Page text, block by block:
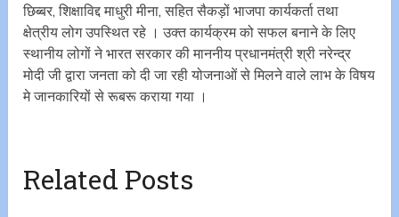
छिब्बर, शिक्षाविद्द माधुरी मीना, सहित सैकड़ों भाजपा कार्यकर्ता तथा
क्षेत्रीय लोग उपस्थित रहे । उक्त कार्यक्रम को सफल बनाने के लिए
स्थानीय लोगों ने भारत सरकार की माननीय प्रधानमंत्री श्री नरेन्द्र
मोदी जी द्वारा जनता को दी जा रही योजनाओं से मिलने वाले लाभ के विषय
मे जानकारियों से रूबरू कराया गया ।
Related Posts